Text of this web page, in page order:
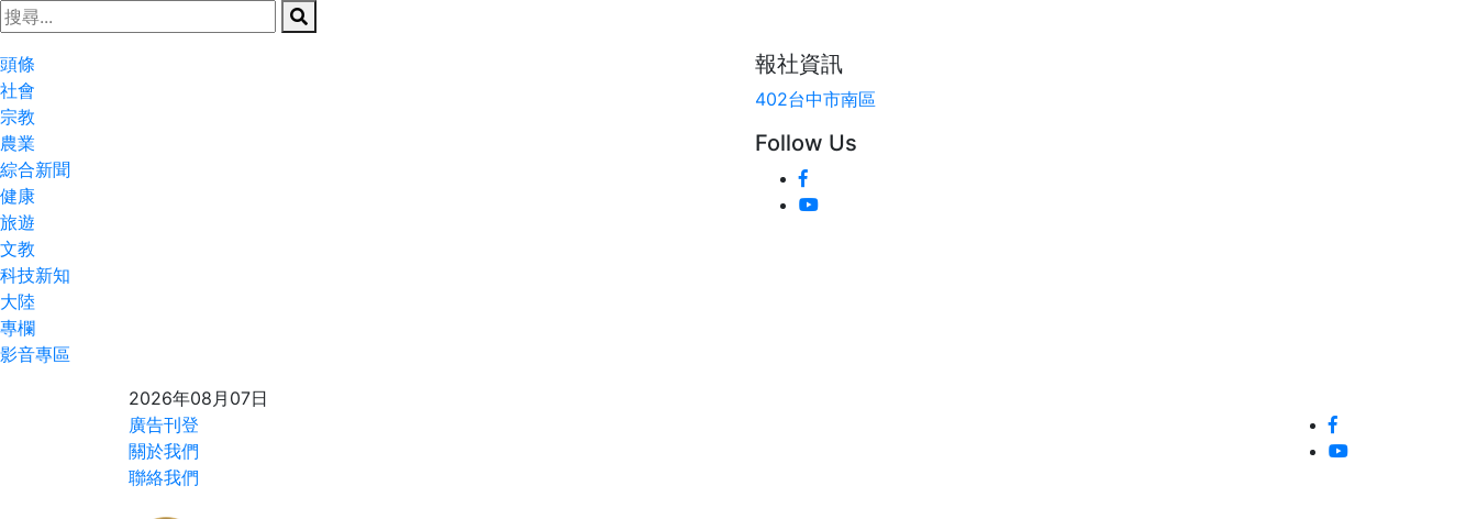
頭條
社會
宗教
農業
綜合新聞
健康
旅遊
文教
科技新知
大陸
專欄
影音專區
報社資訊
402台中市南區
Follow Us
2026年08月07日
廣告刊登
關於我們
聯絡我們